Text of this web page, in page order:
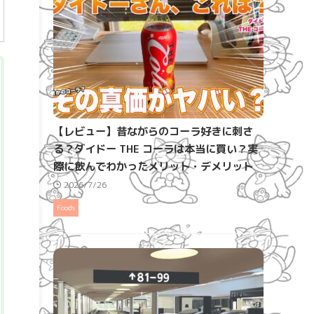
【レビュー】昔ながらのコーラ好きに刺さ
る？ダイドー THE コーラは本当に買い？実
際に飲んでわかったメリット・デメリット
2026/7/26
Foods